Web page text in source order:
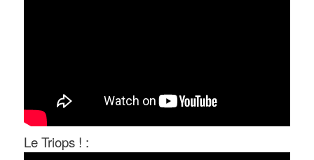
Le Triops ! :